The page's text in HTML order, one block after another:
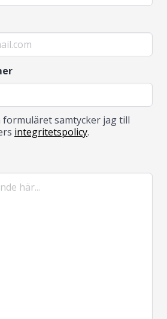
formuläret samtycker jag till
integritetspolicy.